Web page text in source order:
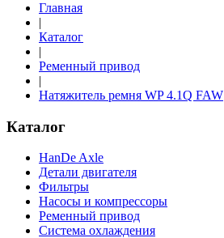
Главная
|
Каталог
|
Ременный привод
|
Натяжитель ремня WP 4.1Q FAW
Каталог
HanDe Axle
Детали двигателя
Фильтры
Насосы и компрессоры
Ременный привод
Система охлаждения